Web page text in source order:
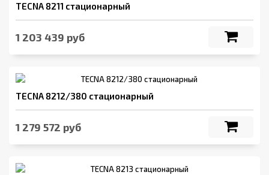
TECNA 8211 стационарный
1 203 439 руб
TECNA 8212/380 стационарный
1 279 572 руб